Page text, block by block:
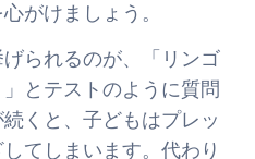
がけましょう。
られるのが、「リンゴ
とテストのように質問
くと、子どもはプレッ
てしまいます。代わり